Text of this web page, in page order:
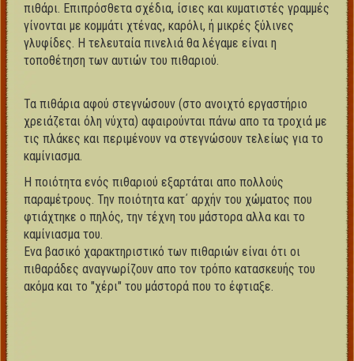
πιθάρι. Επιπρόσθετα σχέδια, ίσιες και κυματιστές γραμμές
γίνονται με κομμάτι χτένας, καρόλι, ή μικρές ξύλινες
γλυφίδες. Η τελευταία πινελιά θα λέγαμε είναι η
τοποθέτηση των αυτιών του πιθαριού.
Τα πιθάρια αφού στεγνώσουν (στο ανοιχτό εργαστήριο
χρειάζεται όλη νύχτα) αφαιρούνται πάνω απο τα τροχιά με
τις πλάκες και περιμένουν να στεγνώσουν τελείως για το
καμίνιασμα.
Η ποιότητα ενός πιθαριού εξαρτάται απο πολλούς
παραμέτρους. Την ποιότητα κατ΄ αρχήν του χώματος που
φτιάχτηκε ο πηλός, την τέχνη του μάστορα αλλα και το
καμίνιασμα του.
Ενα βασικό χαρακτηριστικό των πιθαριών είναι ότι οι
πιθαράδες αναγνωρίζουν απο τον τρόπο κατασκευής του
ακόμα και το "χέρι" του μάστορά που το έφτιαξε.